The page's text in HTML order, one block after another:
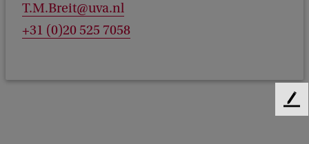
T.M.Breit@uva.nl
+31 (0)20 525 7058
F